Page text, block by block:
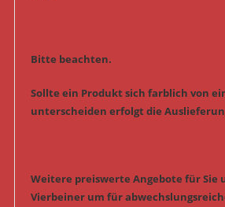
Bitte beachten.
Sollte ein Produkt sich farblich von
unterscheiden erfolgt die
Weitere preiswerte Angebote für Sie
Vierbeiner um für